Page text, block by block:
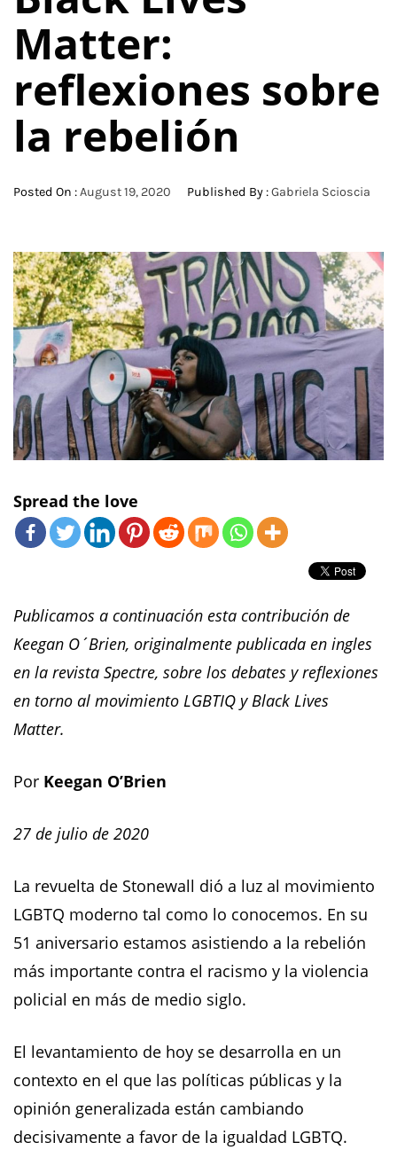
Matter:
reflexiones sobre
la rebelión
Posted On :August 19, 2020 Published By :Gabriela Scioscia
Spread the love
Publicamos a continuación esta contribución de
Keegan O´Brien, originalmente publicada en ingles
en la revista Spectre, sobre los debates y reflexiones
en torno al movimiento LGBTIQ y Black Lives
Matter.
Por Keegan O’Brien
27 de julio de 2020
La revuelta de Stonewall dió a luz al movimiento
LGBTQ moderno tal como lo conocemos. En su
51 aniversario estamos asistiendo a la rebelión
más importante contra el racismo y la violencia
policial en más de medio siglo.
El levantamiento de hoy se desarrolla en un
contexto en el que las políticas públicas y la
opinión generalizada están cambiando
decisivamente a favor de la igualdad LGBTQ.